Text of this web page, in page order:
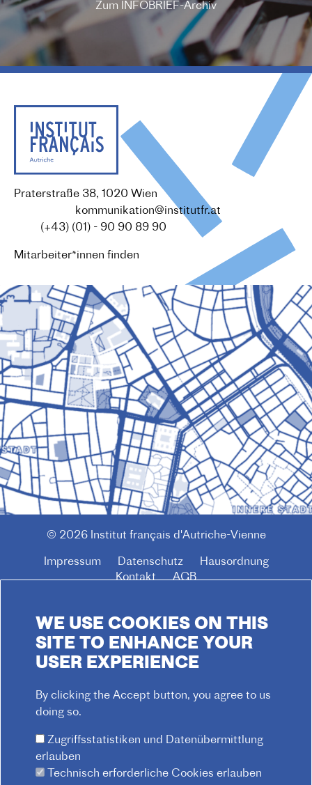
Zum INFOBRIEF-Archiv
Praterstraße 38, 1020 Wien
kommunikation@institutfr.at
(+43) (01) - 90 90 89 90
Mitarbeiter*innen finden
© 2026 Institut français d'Autriche-Vienne
F
Impressum Datenschutz
Hausordnung
Kontakt
AGB
WE USE COOKIES ON THIS
SITE TO ENHANCE YOUR
USER EXPERIENCE
By clicking the Accept button, you agree to us
doing so.
Zugriffsstatistiken und Datenübermittlung
erlauben
Technisch erforderliche Cookies erlauben